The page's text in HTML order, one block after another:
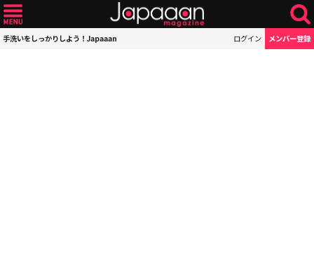
手洗いをしっかりしよう！Japaaan ログイン メンバー登録